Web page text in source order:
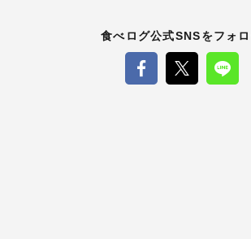
食べログ公式SNSをフォ